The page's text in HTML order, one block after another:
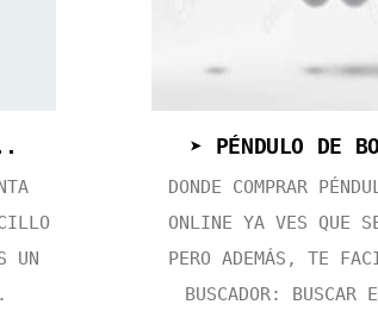
UN
➤ PÉNDULO DE
DONDE COMPRAR
ONLINE YA VES QUE
PERO ADEMÁS, TE
BUSCADOR: BUSCAR